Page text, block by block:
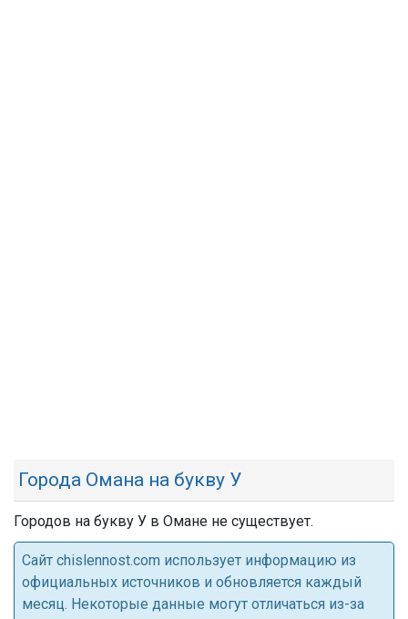
Города Омана на букву У
Городов на букву У в Омане не существует.
Cайт chislennost.com использует информацию из
официальных источников и обновляется каждый
месяц. Некоторые данные могут отличаться из-за